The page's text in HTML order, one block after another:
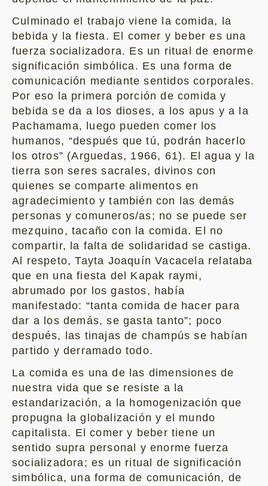
Culminado el trabajo viene la comida, la
bebida y la fiesta. El comer y beber es una
fuerza socializadora. Es un ritual de enorme
significación simbólica. Es una forma de
comunicación mediante sentidos corporales.
Por eso la primera porción de comida y
bebida se da a los dioses, a los apus y a la
Pachamama, luego pueden comer los
humanos, “después que tú, podrán hacerlo
los otros” (Arguedas, 1966, 61). El agua y la
tierra son seres sacrales, divinos con
quienes se comparte alimentos en
agradecimiento y también con las demás
personas y comuneros/as; no se puede ser
mezquino, tacaño con la comida. El no
compartir, la falta de solidaridad se castiga.
Al respeto, Tayta Joaquín Vacacela relataba
que en una fiesta del Kapak raymi,
abrumado por los gastos, había
manifestado: “tanta comida de hacer para
dar a los demás, se gasta tanto”; poco
después, las tinajas de champús se habían
partido y derramado todo.
La comida es una de las dimensiones de
nuestra vida que se resiste a la
estandarización, a la homogenización que
propugna la globalización y el mundo
capitalista. El comer y beber tiene un
sentido supra personal y enorme fuerza
socializadora; es un ritual de significación
simbólica, una forma de comunicación, de